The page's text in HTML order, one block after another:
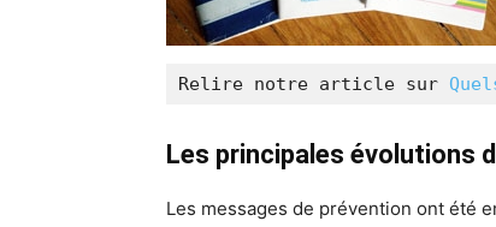
Relire notre article sur
Les principales évolutions
Les messages de prévention ont été